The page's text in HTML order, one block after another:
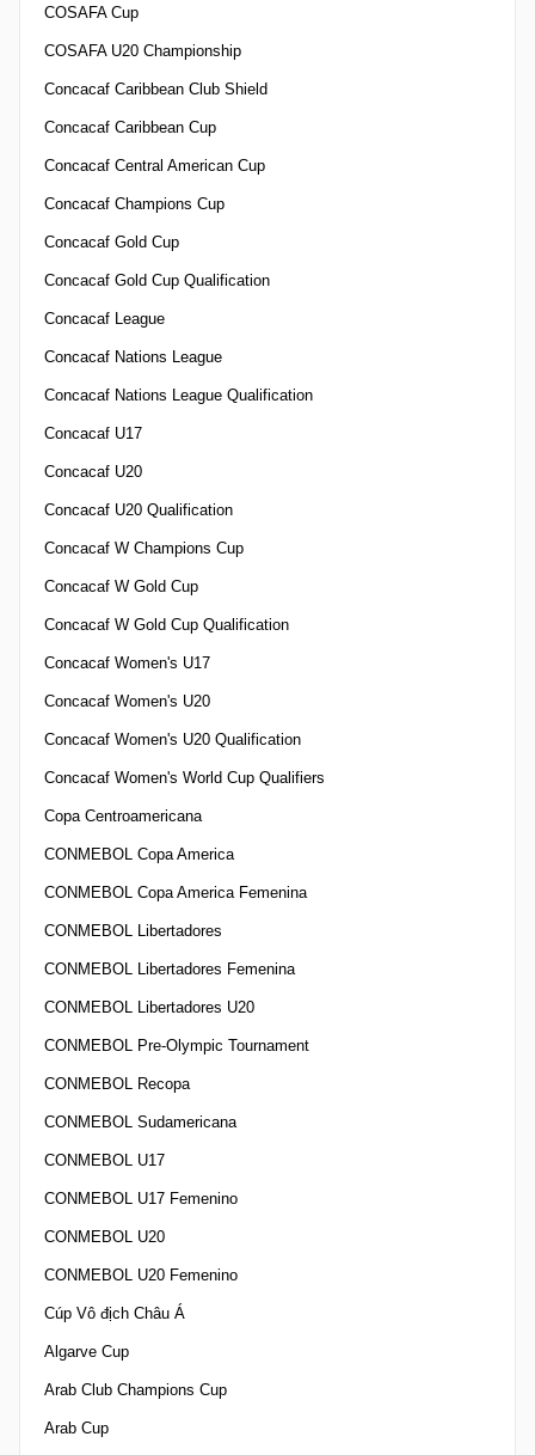
COSAFA Cup
COSAFA U20 Championship
Concacaf Caribbean Club Shield
Concacaf Caribbean Cup
Concacaf Central American Cup
Concacaf Champions Cup
Concacaf Gold Cup
Concacaf Gold Cup Qualification
Concacaf League
Concacaf Nations League
Concacaf Nations League Qualification
Concacaf U17
Concacaf U20
Concacaf U20 Qualification
Concacaf W Champions Cup
Concacaf W Gold Cup
Concacaf W Gold Cup Qualification
Concacaf Women's U17
Concacaf Women's U20
Concacaf Women's U20 Qualification
Concacaf Women's World Cup Qualifiers
Copa Centroamericana
CONMEBOL Copa America
CONMEBOL Copa America Femenina
CONMEBOL Libertadores
CONMEBOL Libertadores Femenina
CONMEBOL Libertadores U20
CONMEBOL Pre-Olympic Tournament
CONMEBOL Recopa
CONMEBOL Sudamericana
CONMEBOL U17
CONMEBOL U17 Femenino
CONMEBOL U20
CONMEBOL U20 Femenino
Cúp Vô địch Châu Á
Algarve Cup
Arab Club Champions Cup
Arab Cup